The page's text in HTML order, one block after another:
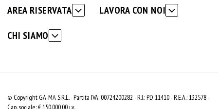
CHI SIAMO
AREA RISERVATA LAVORA CON NOI
© Copyright GA-MA S.R.L. - Partita IVA: 00724200282 - R.I.: PD 11410 - R.E.A.: 132578 -
Cap. sociale: € 150.000,00 i.v.